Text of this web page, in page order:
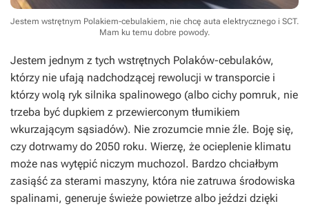
Jestem wstrętnym Polakiem-cebulakiem, nie chcę auta elektrycznego i SCT.
Mam ku temu dobre powody.
Jestem jednym z tych wstrętnych Polaków-cebulaków,
którzy nie ufają nadchodzącej rewolucji w transporcie i
którzy wolą ryk silnika spalinowego (albo cichy pomruk, nie
trzeba być dupkiem z przewierconym tłumikiem
wkurzającym sąsiadów). Nie zrozumcie mnie źle. Boję się,
czy dotrwamy do 2050 roku. Wierzę, że ocieplenie klimatu
może nas wytępić niczym muchozol. Bardzo chciałbym
zasiąść za sterami maszyny, która nie zatruwa środowiska
spalinami, generuje świeże powietrze albo jeździ dzięki